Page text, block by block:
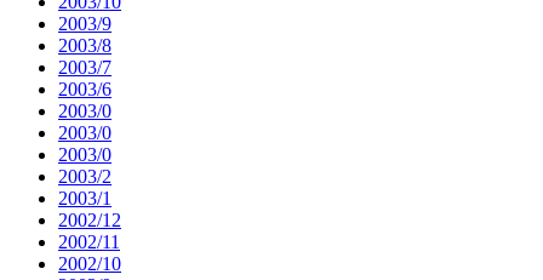
2003/9
2003/8
2003/7
2003/6
2003/0
2003/0
2003/0
2003/2
2003/1
2002/12
2002/11
2002/10